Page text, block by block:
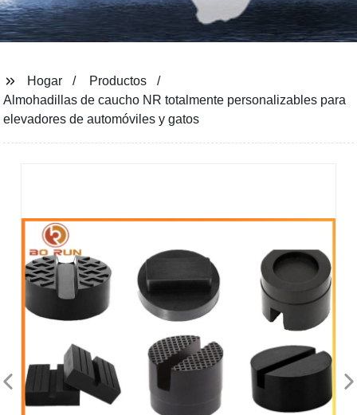
Hogar
Productos
Almohadillas de caucho NR totalmente personalizables para
elevadores de automóviles y gatos